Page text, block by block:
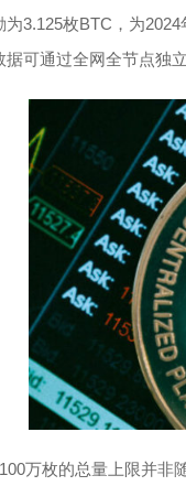
为3.125枚BTC，为
可通过全网全节点独
万枚的总量上限并非